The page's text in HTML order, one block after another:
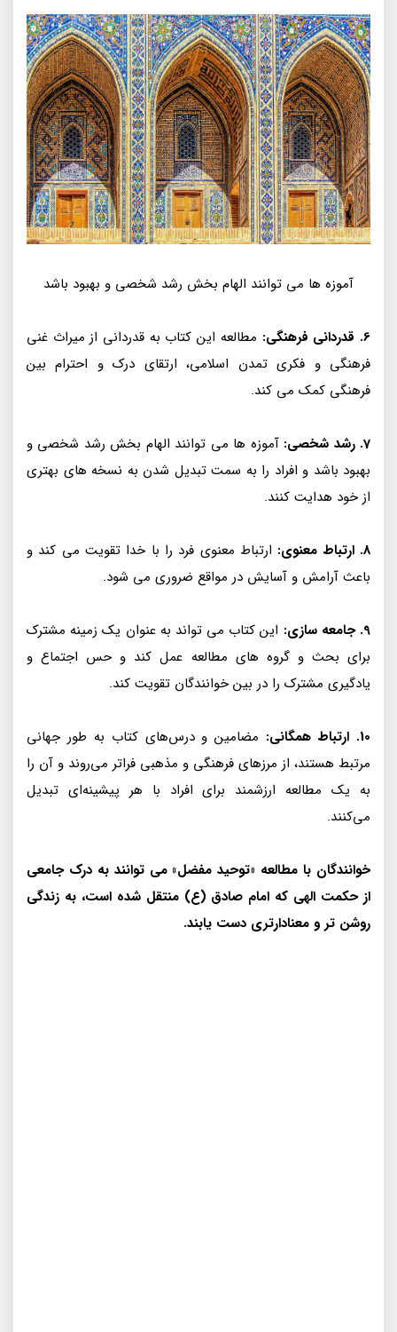
آموزه ها می توانند الهام بخش رشد شخصی و بهبود باشد
6. قدردانی فرهنگی:
مطالعه این کتاب به قدردانی از میراث غنی
فرهنگی و فکری تمدن اسلامی، ارتقای درک و احترام بین
فرهنگی کمک می کند.
7. رشد شخصی:
آموزه ها می توانند الهام بخش رشد شخصی و
بهبود باشد و افراد را به سمت تبدیل شدن به نسخه های بهتری
از خود هدایت کنند.
8. ارتباط معنوی:
ارتباط معنوی فرد را با خدا تقویت می کند و
باعث آرامش و آسایش در مواقع ضروری می شود.
9. جامعه سازی:
این کتاب می تواند به عنوان یک زمینه مشترک
برای بحث و گروه های مطالعه عمل کند و حس اجتماع و
یادگیری مشترک را در بین خوانندگان تقویت کند.
10. ارتباط همگانی:
مضامین و درس‌های کتاب به طور جهانی
مرتبط هستند، از مرزهای فرهنگی و مذهبی فراتر می‌روند و آن را
به یک مطالعه ارزشمند برای افراد با هر پیشینه‌ای تبدیل
می‌کنند.
خوانندگان با مطالعه «توحید مفضل» می توانند به درک جامعی
از حکمت الهی که امام صادق (ع) منتقل شده است، به زندگی
روشن تر و معنادارتری دست یابند.